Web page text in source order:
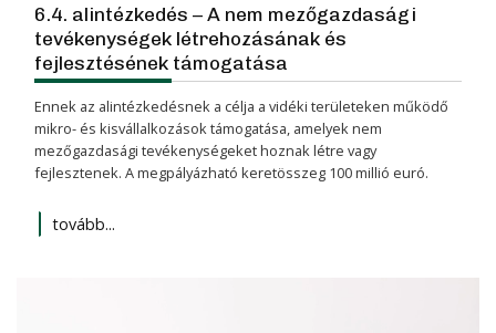
6.4. alintézkedés – A nem mezőgazdasági
tevékenységek létrehozásának és
fejlesztésének támogatása
Ennek az alintézkedésnek a célja a vidéki területeken működő
mikro- és kisvállalkozások támogatása, amelyek nem
mezőgazdasági tevékenységeket hoznak létre vagy
fejlesztenek. A megpályázható keretösszeg 100 millió euró.
tovább...